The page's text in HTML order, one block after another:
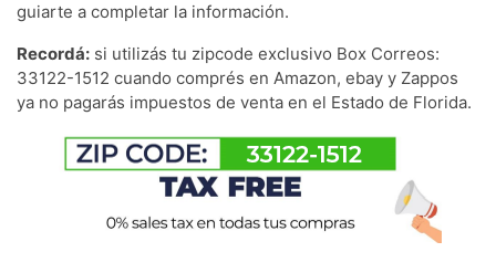
guiarte a completar la información.
Recordá: si utilizás tu zipcode exclusivo Box Correos:
33122-1512 cuando comprés en Amazon, ebay y Zappos
ya no pagarás impuestos de venta en el Estado de Florida.